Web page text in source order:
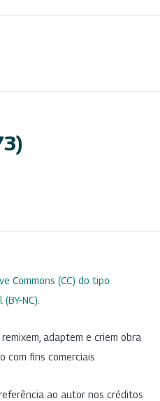
Commons (CC) do tipo
NC)
adaptem e criem obra
com fins comerciais.
ao autor nos créditos